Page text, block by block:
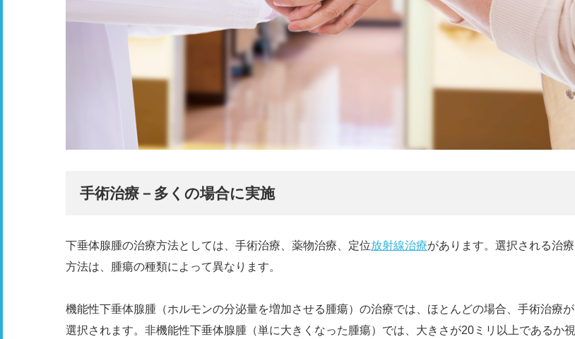
手術治療－多くの場合に実施
下垂体腺腫の治療方法としては、手術治療、薬物治療、定位放射線治療があります。選択される治療
方法は、腫瘍の種類によって異なります。
機能性下垂体腺腫（ホルモンの分泌量を増加させる腫瘍）の治療では、ほとんどの場合、手術治療が
選択されます。非機能性下垂体腺腫（単に大きくなった腫瘍）では、大きさが20ミリ以上であるか視